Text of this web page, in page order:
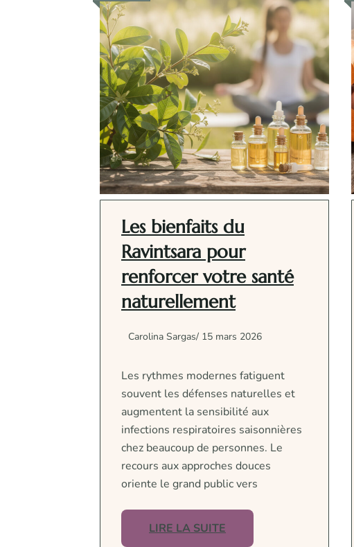
Les bienfaits du
Ravintsara pour
renforcer votre santé
naturellement
Carolina Sargas/ 15 mars 2026
Les rythmes modernes fatiguent
souvent les défenses naturelles et
augmentent la sensibilité aux
infections respiratoires saisonnières
chez beaucoup de personnes. Le
recours aux approches douces
oriente le grand public vers
LIRE LA SUITE